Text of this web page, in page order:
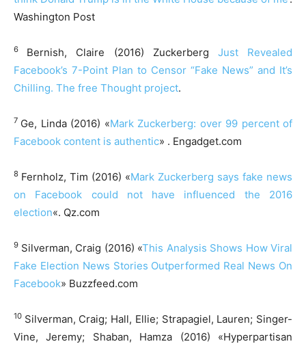
Washington Post
6 Bernish, Claire (2016) Zuckerberg Just Revealed
Facebook’s 7-Point Plan to Censor “Fake News” and It’s
Chilling. The free Thought project.
7 Ge, Linda (2016) «Mark Zuckerberg: over 99 percent of
Facebook content is authentic» . Engadget.com
8 Fernholz, Tim (2016) «Mark Zuckerberg says fake news
on Facebook could not have influenced the 2016
election«. Qz.com
9 Silverman, Craig (2016) «This Analysis Shows How Viral
Fake Election News Stories Outperformed Real News On
Facebook» Buzzfeed.com
10 Silverman, Craig; Hall, Ellie; Strapagiel, Lauren; Singer-
Vine, Jeremy; Shaban, Hamza (2016) «Hyperpartisan